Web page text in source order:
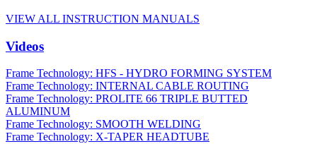
VIEW ALL INSTRUCTION MANUALS
Videos
Frame Technology: HFS - HYDRO FORMING SYSTEM
Frame Technology: INTERNAL CABLE ROUTING
Frame Technology: PROLITE 66 TRIPLE BUTTED
ALUMINUM
Frame Technology: SMOOTH WELDING
Frame Technology: X-TAPER HEADTUBE